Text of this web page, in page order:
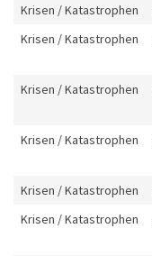
Krisen / Katastrophen
Krisen / Katastrophen
Krisen / Katastrophen
Krisen / Katastrophen
Krisen / Katastrophen
Krisen / Katastrophen